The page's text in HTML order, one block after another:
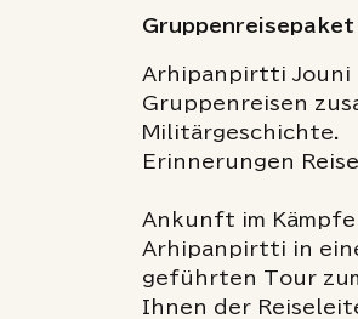
Gruppenreisepaket
Arhipanpirtti Jouni
Gruppenreisen
Militärgeschichte.
Erinnerungen
Ankunft im
Arhipanpirtti in
geführten Tour
Ihnen der